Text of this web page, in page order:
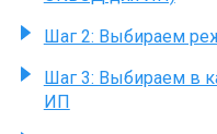
Шаг 2: Выбираем
Шаг 3: Выбираем в
ИП